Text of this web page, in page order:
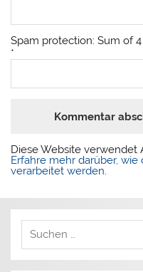
Spam protection: Sum of 4
*
Diese Website verwendet
Erfahre mehr darüber,
verarbeitet werden.